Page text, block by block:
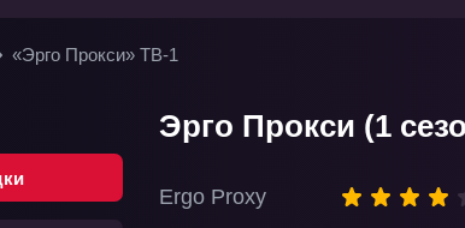
«Эрго Прокси» ТВ-1
Эрго Прокси (1
Ergo Proxy